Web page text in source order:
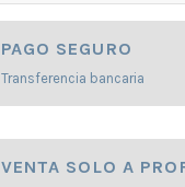
PAGO SEGURO
Transferencia bancaria
VENTA SOLO A